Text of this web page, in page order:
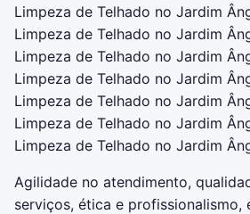
Limpeza de Telhado no Jardim
Limpeza de Telhado no Jardim
Limpeza de Telhado no Jardim
Limpeza de Telhado no Jardim
Limpeza de Telhado no Jardim
Limpeza de Telhado no Jardim
Limpeza de Telhado no Jardim
Agilidade no atendimento,
serviços, ética e profissionalismo,